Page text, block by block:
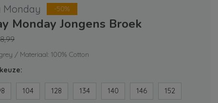
Monday -50%
Monday Jongens Broek
/ Materiaal: 100% Cotton
104 128 134 140 146 152